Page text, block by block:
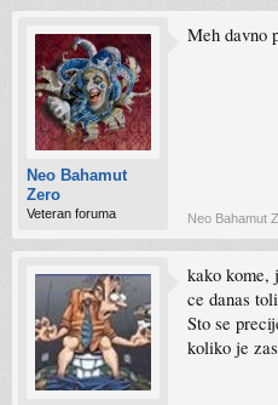
Neo Bahamut
Zero
Veteran foruma
Meh davno
Neo Bahamut
kako kome,
ce danas
Sto se
koliko je